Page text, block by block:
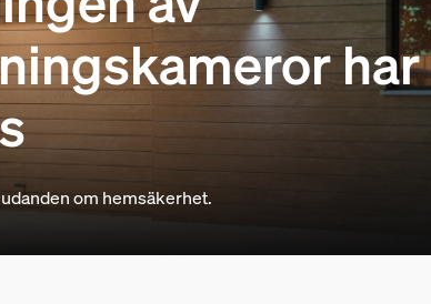
om hemsäkerhet.